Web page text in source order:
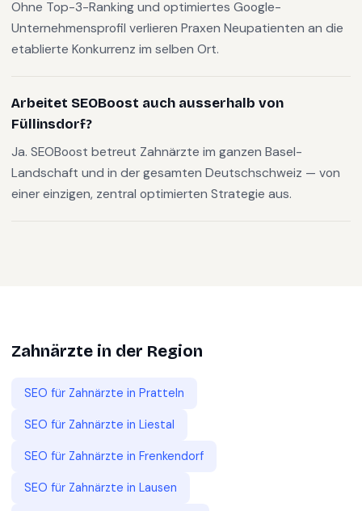
Ohne Top-3-Ranking und optimiertes Google-
Unternehmensprofil verlieren Praxen Neupatienten an die
etablierte Konkurrenz im selben Ort.
Arbeitet SEOBoost auch ausserhalb von
Füllinsdorf?
Ja. SEOBoost betreut Zahnärzte im ganzen Basel-
Landschaft und in der gesamten Deutschschweiz — von
einer einzigen, zentral optimierten Strategie aus.
Zahnärzte in der Region
SEO für Zahnärzte in Pratteln
SEO für Zahnärzte in Liestal
SEO für Zahnärzte in Frenkendorf
SEO für Zahnärzte in Lausen